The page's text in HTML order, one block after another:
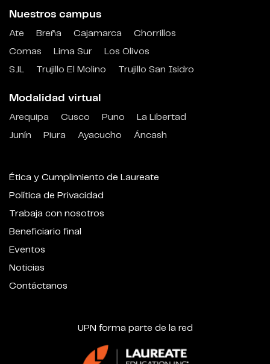
Nuestros campus
Ate Breña Cajamarca
Chorrillos
Comas
Lima Sur
Los Olivos
SJL
Trujillo El Molino Trujillo San Isidro
Modalidad virtual
Arequipa Cusco Puno
La Libertad
Junín
Piura Ayacucho Áncash
Ética y Cumplimiento de Laureate
Política de Privacidad
Trabaja con nosotros
Beneficiario final
Eventos
Noticias
Contáctanos
UPN forma parte de la red